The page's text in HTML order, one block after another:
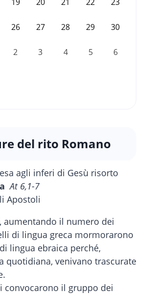
26 27 28 29 30
2 3 4 5 6
del rito Romano
At 6,1-7
Apostoli
aumentando il numero dei
di lingua greca mormorarono
lingua ebraica perché,
quotidiana, venivano trascurate
convocarono il gruppo dei